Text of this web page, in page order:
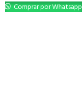
Comprar por Whatsapp